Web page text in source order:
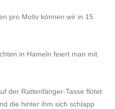
pro Motiv können wir in 15
in Hameln feiert man mit
der Rattenfänger-Tasse flötet
die hinter ihm sich schlapp